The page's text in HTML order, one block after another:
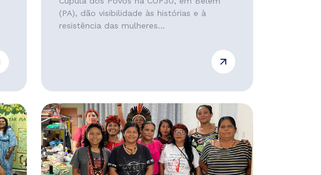
(PA), dão visibilidade às histórias e à
resistência das mulheres...